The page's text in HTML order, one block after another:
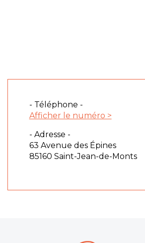
- Téléphone -
Afficher le numéro >
- Adresse -
63 Avenue des Épines
85160 Saint-Jean-de-Monts